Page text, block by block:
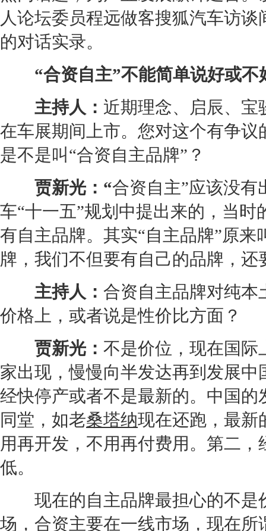
人论坛委员程远做客搜狐汽车访
的对话实录。
“合资自主”不能简单说好或不
主持人： 近期理念、启辰、宝
在车展期间上市。您对这个有争
是不是叫“合资自主品牌”？
贾新光：“合资自主”应该没有
车“十一五”规划中提出来的，当
有自主品牌。其实“自主品牌”原
牌，我们不但要有自己的品牌，
主持人： 合资自主品牌对纯本
价格上，或者说是性价比方面？
贾新光： 不是价位，现在国际
家出现，慢慢向半发达再到发展
经快停产或者不是最新的。中国
同堂，如老桑塔纳现在还跑，最新
用再开发，不用再付费用。第二
低。
现在的自主品牌最担心的不是
场，合资主要在一线市场，现在